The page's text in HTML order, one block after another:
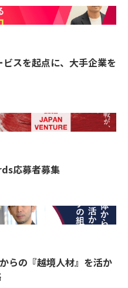
ビスを起点に、大手企業を
応募者募集
らの『越境人材』を活か